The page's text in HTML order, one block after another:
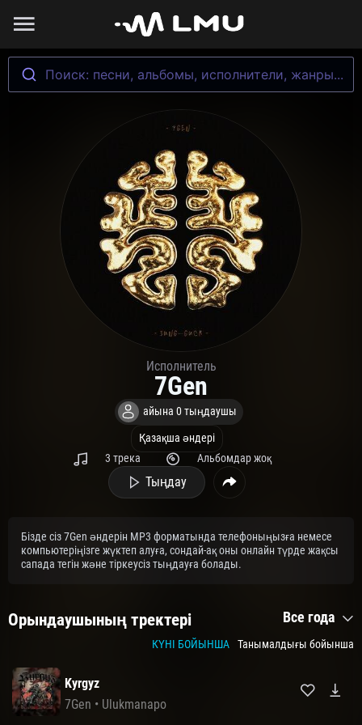
Поиск: песни, альбомы, исполнители, жанры...
Исполнитель
7Gen
айына 0 тыңдаушы
Қазақша әндері
3 трека
Альбомдар жоқ
Тыңдау
Бізде сіз 7Gen әндерін MP3 форматында телефоныңызға немесе
компьютеріңізге жүктеп алуға, сондай-ақ оны онлайн түрде жақсы
сапада тегін және тіркеусіз тыңдауға болады.
Орындаушының тректері Все года
КҮНІ БОЙЫНША Танымалдығы бойынша
Kyrgyz
7Gen • Ulukmanapo